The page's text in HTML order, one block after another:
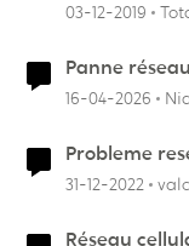
03-12-2019
Panne réseau
16-04-2026
Probleme
31-12-2022
Réseau